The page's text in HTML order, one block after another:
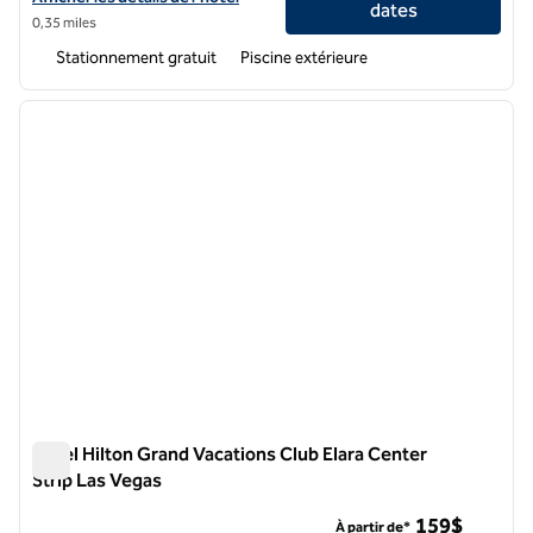
0,35 miles
dates
Stationnement gratuit Piscine extérieure
1 sur 12
Hôtel Hilton Grand Vacations Club Elara Center
Strip Las Vegas
À partir de* 159$